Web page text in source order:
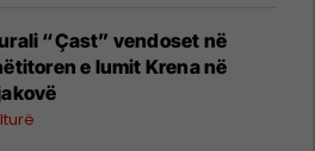
“Çast” vendoset në
e lumit Krena në